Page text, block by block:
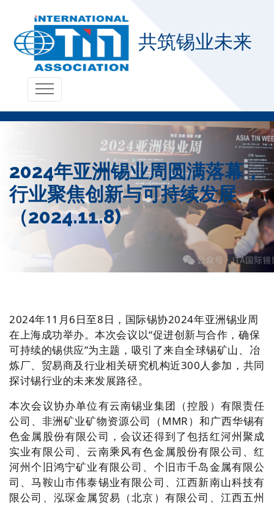
共筑锡业未来
2024年亚洲锡业周圆满落幕，
行业聚焦创新与可持续发展
（2024.11.8)
2024年11月6日至8日，国际锡协2024年亚洲锡业周
在上海成功举办。本次会议以“促进创新与合作，确保
可持续的锡供应”为主题，吸引了来自全球锡矿山、冶
炼厂、贸易商及行业相关研究机构近300人参加，共同
探讨锡行业的未来发展路径。
本次会议协办单位有云南锡业集团（控股）有限责任
公司、非洲矿业矿物资源公司（MMR）和广西华锡有
色金属股份有限公司，会议还得到了包括红河州聚成
实业有限公司、云南乘风有色金属股份有限公司、红
河州个旧鸿宁矿业有限公司、个旧市千岛金属有限公
司、马鞍山市伟泰锡业有限公司、江西新南山科技有
限公司、泓琛金属贸易（北京）有限公司、江西五州